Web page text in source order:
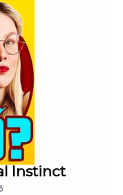
Instinct